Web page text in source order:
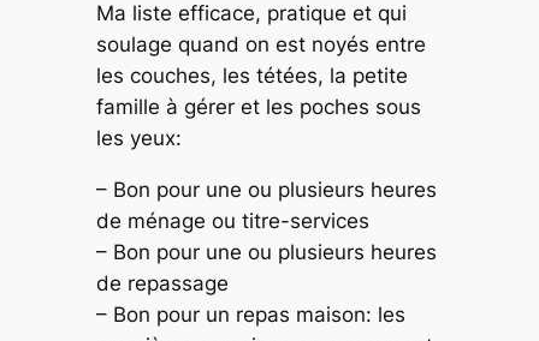
Ma liste efficace, pratique et qui
soulage quand on est noyés entre
les couches, les tétées, la petite
famille à gérer et les poches sous
les yeux:
– Bon pour une ou plusieurs heures
de ménage ou titre-services
– Bon pour une ou plusieurs heures
de repassage
– Bon pour un repas maison: les